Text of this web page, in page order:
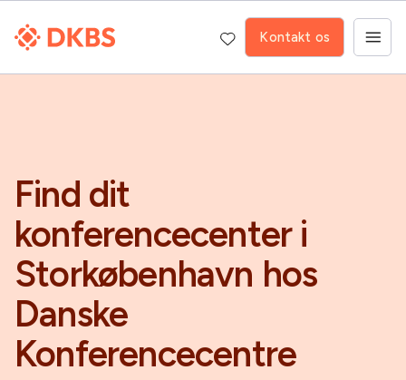
Kontakt os
Find dit
konferencecenter i
Storkøbenhavn hos
Danske
Konferencecentre